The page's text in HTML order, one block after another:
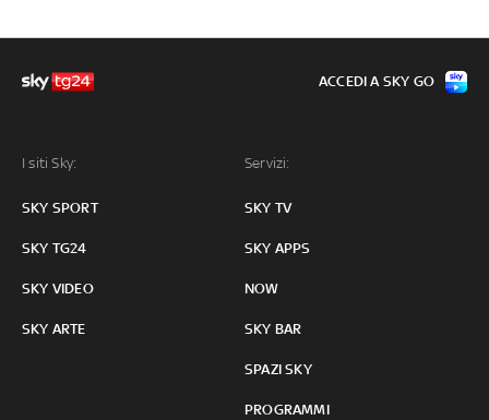
I siti Sky:
SKY SPORT
SKY TG24
SKY VIDEO
SKY ARTE
Servizi:
SKY TV
SKY APPS
NOW
SKY BAR
SPAZI SKY
PROGRAMMI
ACCEDI A SKY GO